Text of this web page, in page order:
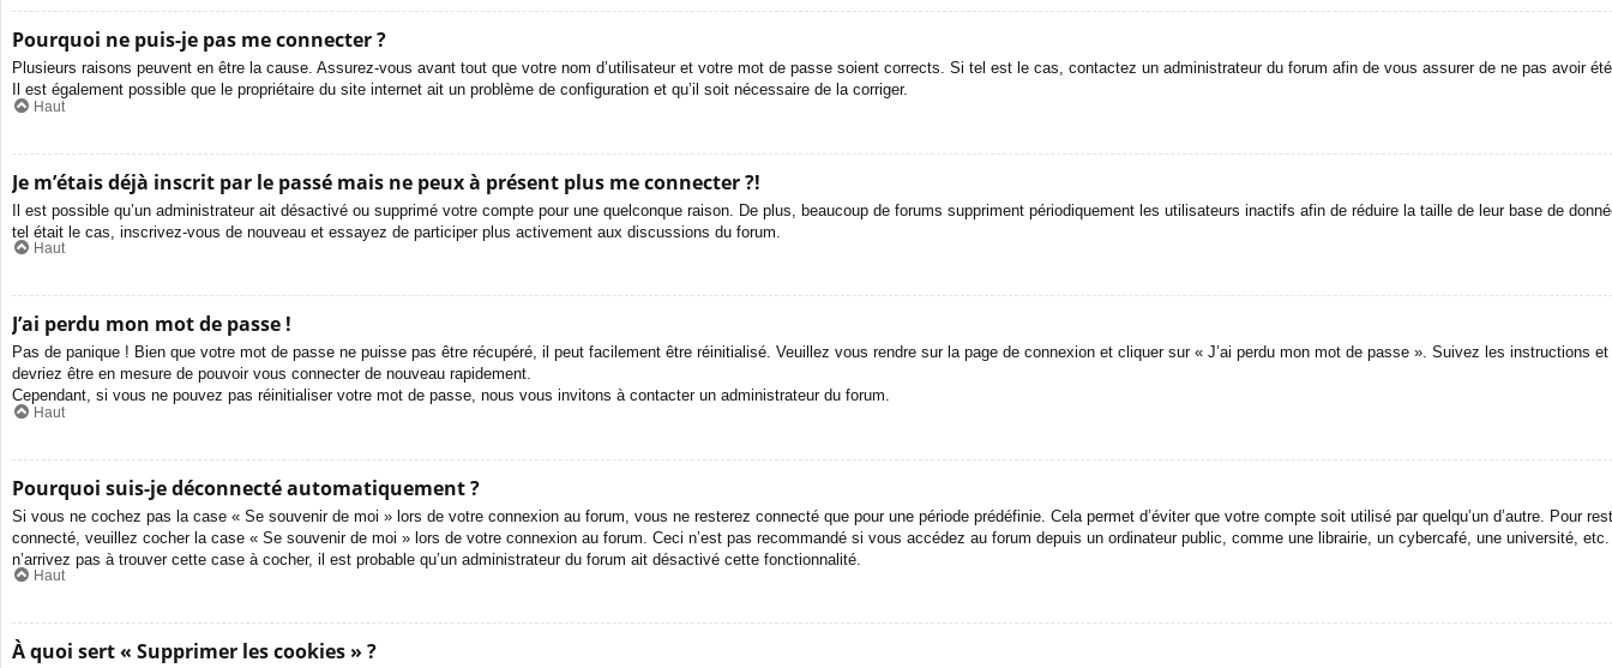
Pourquoi ne puis-je pas me connecter ?
Plusieurs raisons peuvent en être la cause. Assurez-vous avant tout que votre nom d’utilisateur et votre mot de passe soient corrects. Si tel est le cas, contactez un administrateur du forum afin de vous assurer de ne pas avoir
Il est également possible que le propriétaire du site internet ait un problème de configuration et qu’il soit nécessaire de la corriger.
Haut
Je m’étais déjà inscrit par le passé mais ne peux à présent plus me connecter ?!
Il est possible qu’un administrateur ait désactivé ou supprimé votre compte pour une quelconque raison. De plus, beaucoup de forums suppriment périodiquement les utilisateurs inactifs afin de réduire la taille de leur base de
tel était le cas, inscrivez-vous de nouveau et essayez de participer plus activement aux discussions du forum.
Haut
J’ai perdu mon mot de passe !
Pas de panique ! Bien que votre mot de passe ne puisse pas être récupéré, il peut facilement être réinitialisé. Veuillez vous rendre sur la page de connexion et cliquer sur « J’ai perdu mon mot de passe ». Suivez les instructions
devriez être en mesure de pouvoir vous connecter de nouveau rapidement.
Cependant, si vous ne pouvez pas réinitialiser votre mot de passe, nous vous invitons à contacter un administrateur du forum.
Haut
Pourquoi suis-je déconnecté automatiquement ?
Si vous ne cochez pas la case « Se souvenir de moi » lors de votre connexion au forum, vous ne resterez connecté que pour une période prédéfinie. Cela permet d’éviter que votre compte soit utilisé par quelqu’un d’autre. Pour
connecté, veuillez cocher la case « Se souvenir de moi » lors de votre connexion au forum. Ceci n’est pas recommandé si vous accédez au forum depuis un ordinateur public, comme une librairie, un cybercafé, une université,
n’arrivez pas à trouver cette case à cocher, il est probable qu’un administrateur du forum ait désactivé cette fonctionnalité.
Haut
À quoi sert « Supprimer les cookies » ?